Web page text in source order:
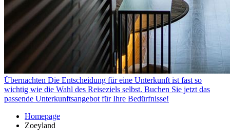
Übernachten Die Entscheidung für eine Unterkunft ist fast so
wichtig wie die Wahl des Reiseziels selbst. Buchen Sie jetzt das
passende Unterkunftsangebot für Ihre Bedürfnisse!
Homepage
Zoeyland